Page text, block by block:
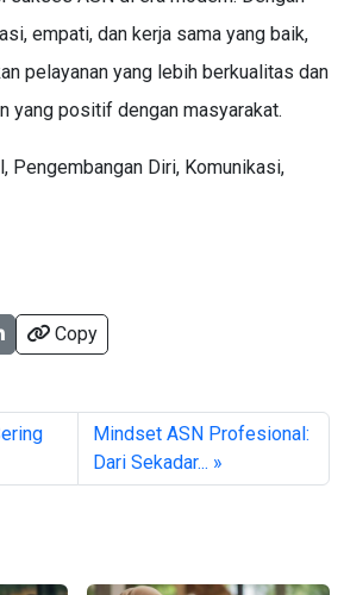
empati, dan kerja sama yang baik,
pelayanan yang lebih berkualitas dan
yang positif dengan masyarakat.
Pengembangan Diri, Komunikasi,
Copy
Mindset ASN Profesional:
Dari Sekadar... »